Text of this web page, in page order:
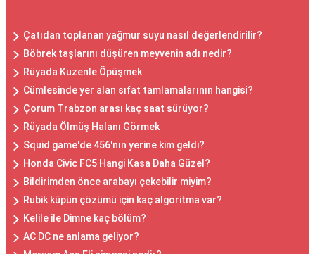
Çatıdan toplanan yağmur suyu nasıl değerlendirilir?
Böbrek taşlarını düşüren meyvenin adı nedir?
Rüyada Kuzenle Öpüşmek
Cümlesinde yer alan sıfat tamlamalarının hangisi?
Çorum Trabzon arası kaç saat sürüyor?
Rüyada Ölmüş Halanı Görmek
Squid game'de 456'nın yerine kim geldi?
Honda Civic FC5 Hangi Kasa Daha Güzel?
Bildirimden önce arabayı çekebilir miyim?
Rubik küpün çözümü için kaç algoritma var?
Kelile ile Dimne kaç bölüm?
AC DC ne anlama geliyor?